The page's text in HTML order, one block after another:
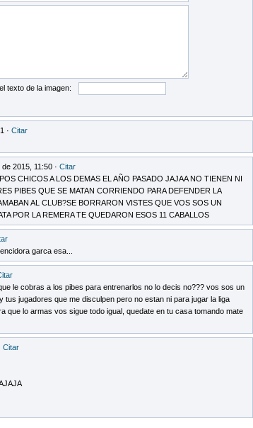
texto de la imagen:
· Citar
2015, 11:50 · Citar
CHICOS A LOS DEMAS EL AÑO PASADO JAJAA NO TIENEN NI
PIBES QUE SE MATAN CORRIENDO PARA DEFENDER LA
AL CLUB?SE BORRARON VISTES QUE VOS SOS UN
POR LA REMERA TE QUEDARON ESOS 11 CABALLOS
garca esa...
le cobras a los pibes para entrenarlos no lo decis no??? vos sos un
jugadores que me disculpen pero no estan ni para jugar la liga
que lo armas vos sigue todo igual, quedate en tu casa tomando mate
Citar